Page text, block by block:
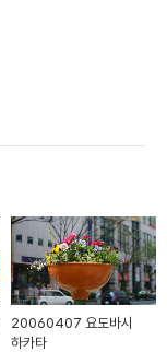
20060407 요도바시
하카타